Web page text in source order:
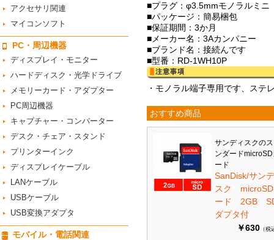
アクセサリ関連
マイコンソフト
PC・周辺機器
ディスプレイ・モニター
ハードディスク・光学ドライブ
メモリーカード・アダプター
PC周辺機器
キャプチャー・コンバーター
デスク・チェア・スタンド
プリンターインク
ディスプレイケーブル
LANケーブル
USBケーブル
USB変換アダプタ
モバイル・電話関連
■プラグ：φ3.5mmモノラルミ
■パッケージ：簡易梱包
■保証期間：3か月
■メーカー名：3Aカンパニー
■ブランド名：接続んです
■型番：RD-1WH10P
・モノラル端子専用です、ステ
おすすめ商品
サンディスクの
ンダード
ード
SanDisk/サン
スク
ード 2GB
ダプタ付
￥630 （税